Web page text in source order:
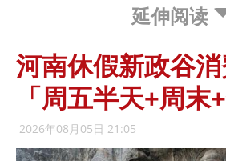
延伸阅读
河南休假新政谷
「周五半天+周末
2026年08月05日 21:05